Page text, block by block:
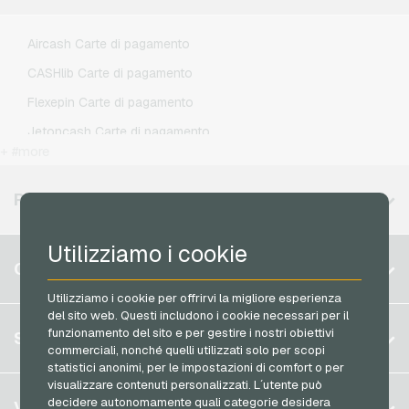
Utilizziamo i cookie
Utilizziamo i cookie per offrirvi la migliore esperienza
del sito web. Questi includono i cookie necessari per il
funzionamento del sito e per gestire i nostri obiettivi
commerciali, nonché quelli utilizzati solo per scopi
statistici anonimi, per le impostazioni di comfort o per
visualizzare contenuti personalizzati. L´utente può
decidere autonomamente quali categorie desidera
Aircash Carte di pagamento
CASHlib Carte di pagamento
Flexepin Carte di pagamento
Jetoncash Carte di pagamento
Neosurf Carte di pagamento
Razer Gold Carte di pagamento
Transcash Carte di pagamento
REGIONI DISPONIBILI
Belgio
Germania (DE)
Germania (EN)
Francia
Italia
CONTO
Registrati
Accedi
Il mio carrello
SERVIZIO
FAQ